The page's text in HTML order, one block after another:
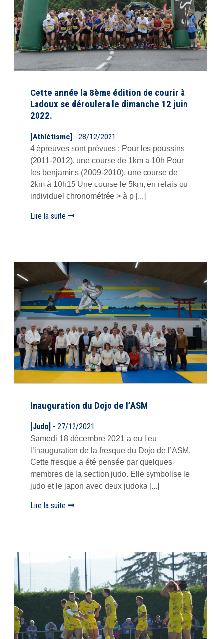
Cette année la 8ème édition de courir à
Ladoux se déroulera le dimanche 12 juin
2022.
[Athlétisme] - 28/12/2021
4 épreuves sont prévues : Pour les poussins
(2011-2012), une course de 1km à 10h Pour
les benjamins (2009-2010), une course de
2km à 10h15 Une course le 5km, en relais ou
individuel chronométrée > à p [...]
Lire la suite
Inauguration du Dojo de l’ASM
[Judo] - 27/12/2021
Samedi 18 décembre 2021 a eu lieu
l’inauguration de la fresque du Dojo de l’ASM.
Cette fresque a été pensée par quelques
membres de la section judo. Elle symbolise le
judo et le japon avec deux judoka [...]
Lire la suite